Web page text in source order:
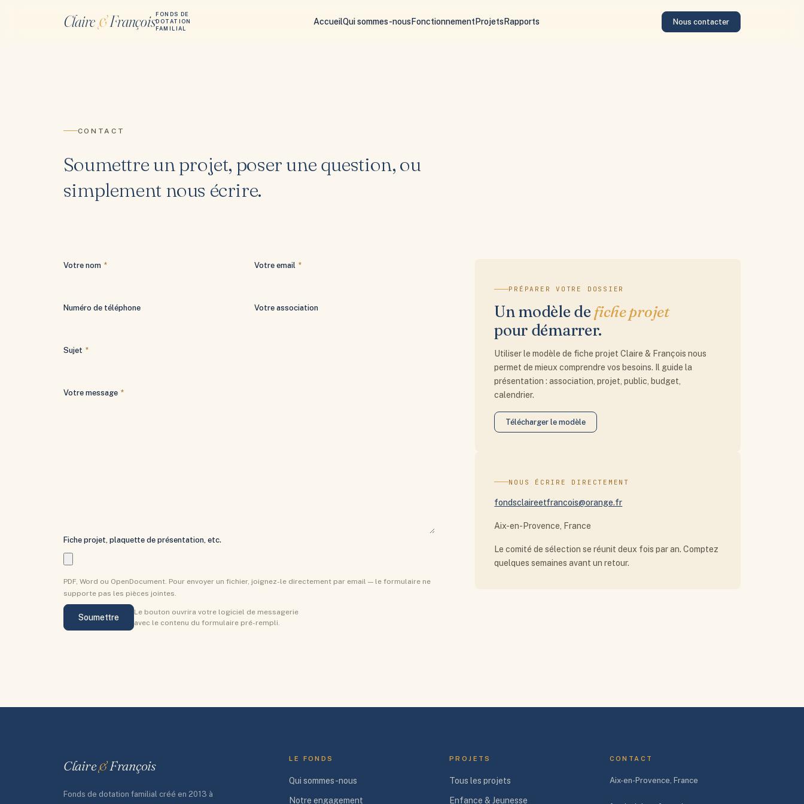
Claire&FrançoisFONDS DE
DOTATION
FAMILIAL
AccueilQui sommes-nousFonctionnementProjetsRapports Nous contacter
CONTACT
Soumettre un projet, poser une question, ou
simplement nous écrire.
Votre nom * Votre email *
Numéro de téléphone Votre association
Sujet *
Votre message *
Fiche projet, plaquette de présentation, etc.
PDF, Word ou OpenDocument. Pour envoyer un fichier, joignez-le directement par email — le formulaire ne
supporte pas les pièces jointes.
Soumettre
Le bouton ouvrira votre logiciel de messagerie
avec le contenu du formulaire pré-rempli.
PRÉPARER VOTRE DOSSIER
Un modèle de fiche projet
pour démarrer.
Utiliser le modèle de fiche projet Claire & François nous
permet de mieux comprendre vos besoins. Il guide la
présentation : association, projet, public, budget,
calendrier.
Télécharger le modèle
NOUS ÉCRIRE DIRECTEMENT
fondsclaireetfrancois@orange.fr
Aix-en-Provence, France
Le comité de sélection se réunit deux fois par an. Comptez
quelques semaines avant un retour.
Claire& François
Fonds de dotation familial créé en 2013 à
LE FONDS
Qui sommes-nous
Notre engagement
PROJETS
Tous les projets
Enfance & Jeunesse
CONTACT
Aix-en-Provence, France